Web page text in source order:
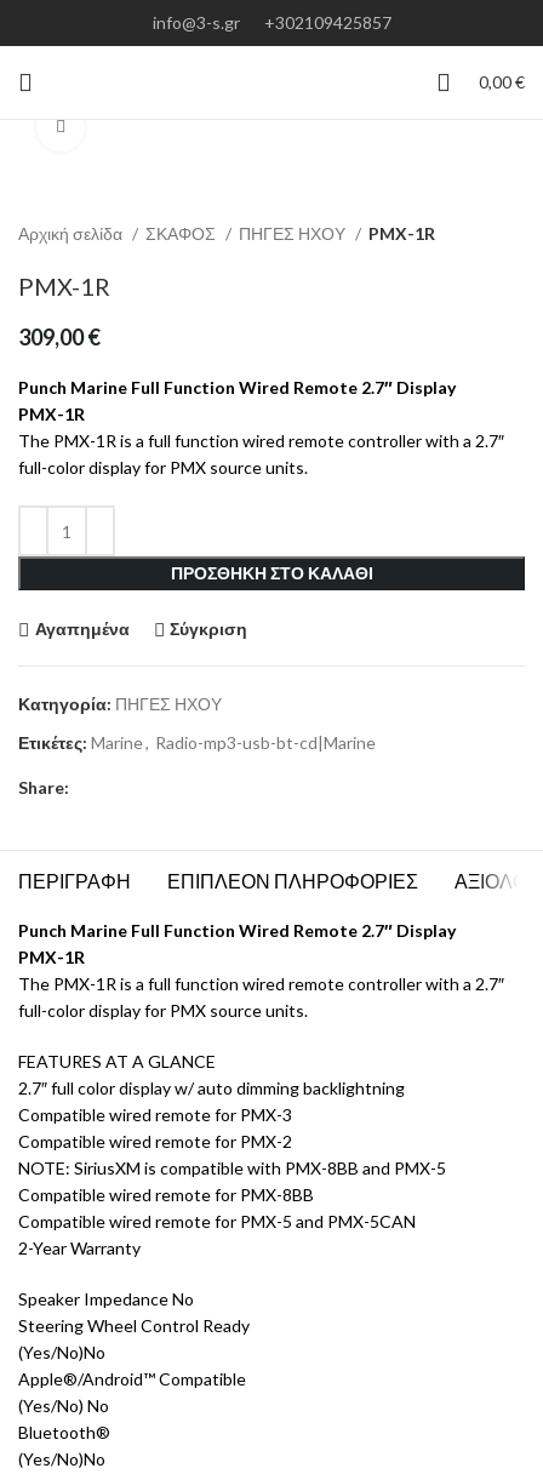
info@3-s.gr +302109425857
0,00€
Αρχική σελίδα ΣΚΑΦΟΣ ΠΗΓΕΣ ΗΧΟΥ PMX-1R
PMX-1R
309,00€
Punch Marine Full Function Wired Remote 2.7″ Display
PMX-1R
The PMX-1R is a full function wired remote controller with a 2.7″
full-color display for PMX source units.
ΠΡΟΣΘΗΚΗ ΣΤΟ ΚΑΛΑΘΙ
Αγαπημένα Σύγκριση
Κατηγορία: ΠΗΓΕΣ ΗΧΟΥ
Ετικέτες: Marine, Radio-mp3-usb-bt-cd|Marine
Share:
ΠΕΡΙΓΡΑΦΗ ΕΠΙΠΛΕΟΝ ΠΛΗΡΟΦΟΡΙΕΣ
Punch Marine Full Function Wired Remote 2.7″ Display
PMX-1R
The PMX-1R is a full function wired remote controller with a 2.7″
full-color display for PMX source units.
FEATURES AT A GLANCE
2.7″ full color display w/ auto dimming backlightning
Compatible wired remote for PMX-3
Compatible wired remote for PMX-2
NOTE: SiriusXM is compatible with PMX-8BB and PMX-5
Compatible wired remote for PMX-8BB
Compatible wired remote for PMX-5 and PMX-5CAN
2-Year Warranty
Speaker Impedance No
Steering Wheel Control Ready
(Yes/No)No
Apple®/Android™ Compatible
(Yes/No) No
Bluetooth®
(Yes/No)No